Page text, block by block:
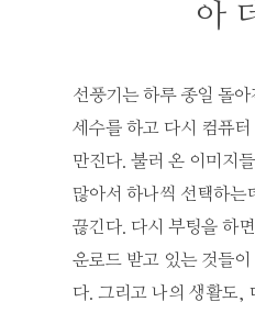
아
선풍기는 하루 종일 돌아
세수를 하고 다시 컴퓨
만진다. 불러 온 이미지
많아서 하나씩 선택하는
끊긴다. 다시 부팅을 하
운로드 받고 있는 것들이
다. 그리고 나의 생활도,